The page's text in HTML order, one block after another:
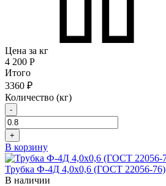
Цена за кг
4 200 Р
Итого
3360 ₽
Количество (кг)
-
+
В корзину
Трубка Ф-4Д 4,0х0,6 (ГОСТ 22056-76)
В наличии